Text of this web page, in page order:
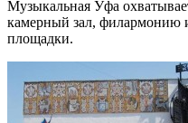
Музыкальная Уфа
камерный зал, филармонию
площадки.